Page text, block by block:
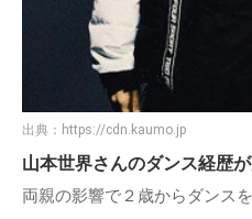
出典： https://cdn.kaumo.jp
山本世界さんのダンス経歴が
両親の影響で２歳からダンス